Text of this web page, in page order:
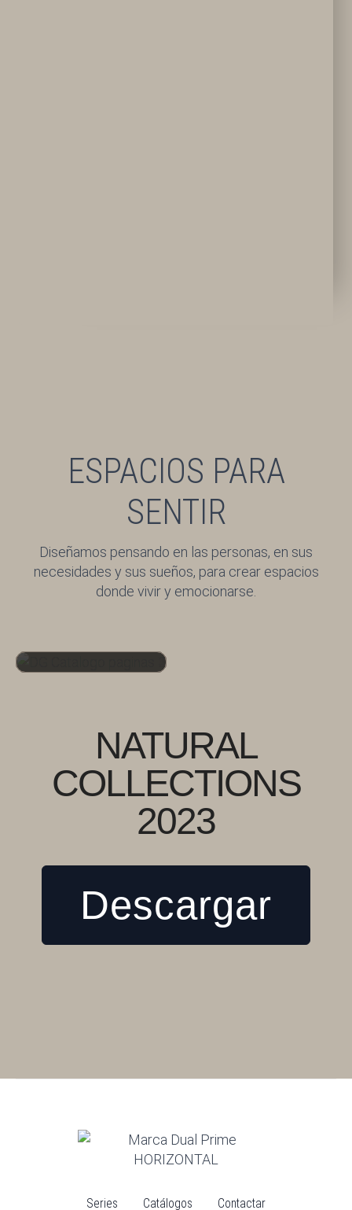
ESPACIOS PARA
SENTIR
Diseñamos pensando en las personas, en sus
necesidades y sus sueños, para crear espacios
donde vivir y emocionarse.
NATURAL
COLLECTIONS
2023
Descargar
Series Catálogos Contactar